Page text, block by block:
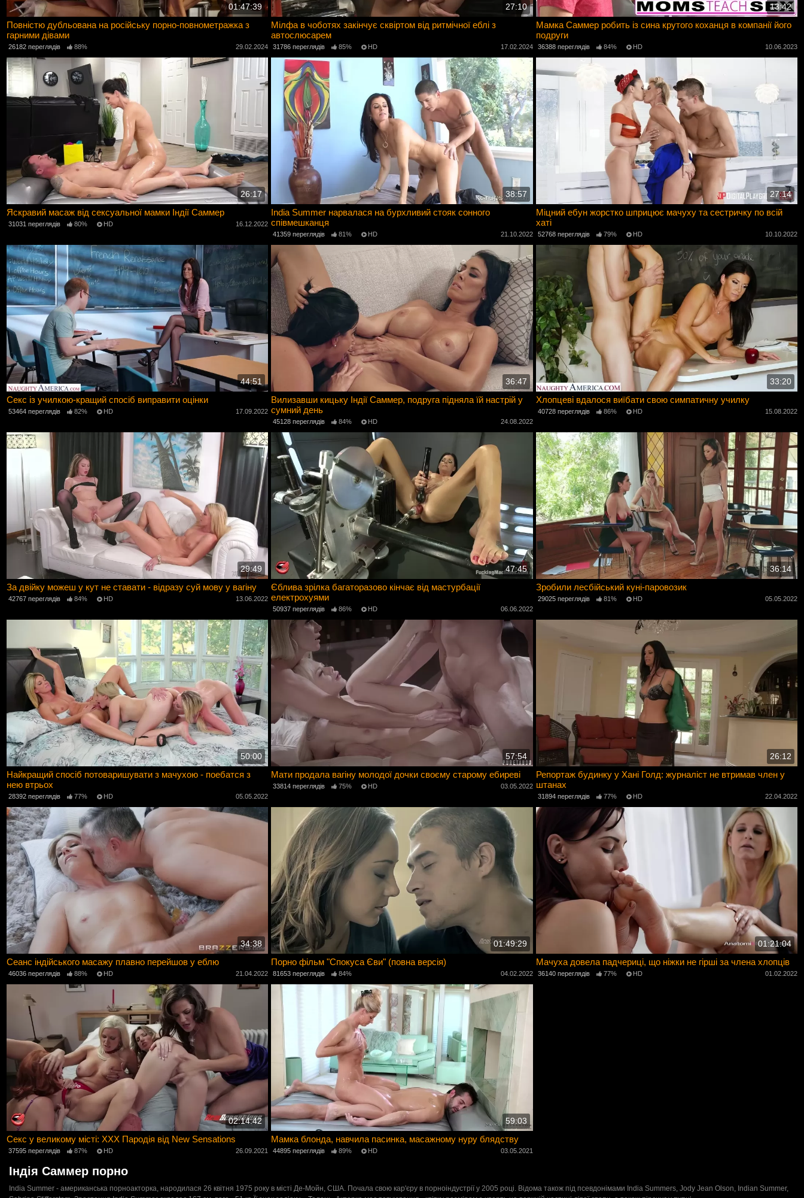
01:47:39
Повністю дубльована на російську порно-повнометражка з
гарними дівами
26182 переглядів 88% 29.02.2024
27:10
Мілфа в чоботях закінчує сквіртом від ритмічної еблі з
автослюсарем
31786 переглядів 85% HD 17.02.2024
13:42
Мамка Саммер робить із сина крутого коханця в компанії його
подруги
36388 переглядів 84% HD 10.06.2023
26:17
Яскравий масаж від сексуальної мамки Індії Саммер
31031 переглядів 80% HD 16.12.2022
38:57
India Summer нарвалася на бурхливий стояк сонного
співмешканця
41359 переглядів 81% HD 21.10.2022
27:14
Міцний ебун жорстко шприцює мачуху та сестричку по всій
хаті
52768 переглядів 79% HD 10.10.2022
44:51
Секс із училкою-кращий спосіб виправити оцінки
53464 переглядів 82% HD 17.09.2022
36:47
Вилизавши кицьку Індії Саммер, подруга підняла їй настрій у
сумний день
45128 переглядів 84% HD 24.08.2022
33:20
Хлопцеві вдалося виїбати свою симпатичну училку
40728 переглядів 86% HD 15.08.2022
29:49
За двійку можеш у кут не ставати - відразу суй мову у вагіну
42767 переглядів 84% HD 13.06.2022
47:45
Єблива зрілка багаторазово кінчає від мастурбації
електрохуями
50937 переглядів 86% HD 06.06.2022
36:14
Зробили лесбійський куні-паровозик
29025 переглядів 81% HD 05.05.2022
50:00
Найкращий спосіб потоваришувати з мачухою - поебатся з
нею втрьох
28392 переглядів 77% HD 05.05.2022
57:54
Мати продала вагіну молодої дочки своєму старому ебиреві
33814 переглядів 75% HD 03.05.2022
26:12
Репортаж будинку у Хані Голд: журналіст не втримав член у
штанах
31894 переглядів 77% HD 22.04.2022
34:38
Сеанс індійського масажу плавно перейшов у еблю
46036 переглядів 88% HD 21.04.2022
01:49:29
Порно фільм "Спокуса Єви" (повна версія)
81653 переглядів 84% 04.02.2022
01:21:04
Мачуха довела падчериці, що ніжки не гірші за члена хлопців
36140 переглядів 77% HD 01.02.2022
02:14:42
Секс у великому місті: ХХХ Пародія від New Sensations
37595 переглядів 87% HD 26.09.2021
59:03
Мамка блонда, навчила пасинка, масажному нуру блядству
44895 переглядів 89% HD 03.05.2021
Індія Саммер порно
India Summer - американська порноакторка, народилася 26 квітня 1975 року в місті Де-Мойн, США. Почала свою кар'єру в порноіндустрії у 2005 році. Відома також під псевдонімами India Summers, Jody Jean Olson, Indian Summer,